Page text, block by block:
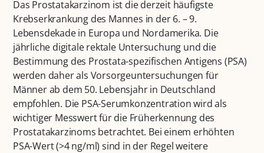
Das Prostatakarzinom ist die derzeit häufigste
Krebserkrankung des Mannes in der 6. – 9.
Lebensdekade in Europa und Nordamerika. Die
jährliche digitale rektale Untersuchung und die
Bestimmung des Prostata-spezifischen Antigens (PSA)
werden daher als Vorsorgeuntersuchungen für
Männer ab dem 50. Lebensjahr in Deutschland
empfohlen. Die PSA-Serumkonzentration wird als
wichtiger Messwert für die Früherkennung des
Prostatakarzinoms betrachtet. Bei einem erhöhten
PSA-Wert (>4 ng/ml) sind in der Regel weitere